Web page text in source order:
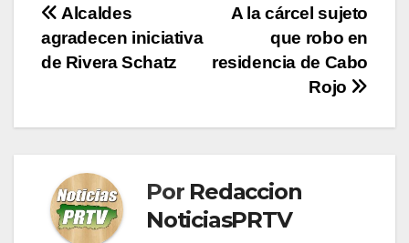
Navegación
de
A la cárcel sujeto
que robo en
residencia de Cabo
Rojo
Alcaldes
agradecen iniciativa
de Rivera Schatz
Por Redaccion
NoticiasPRTV